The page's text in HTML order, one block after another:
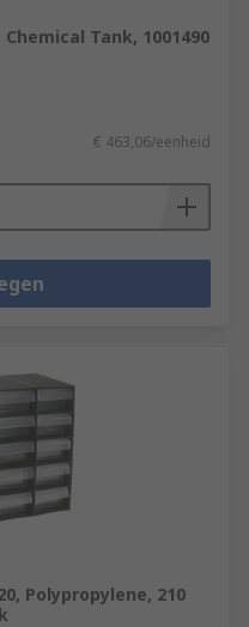
Tank, 1001490
€ 463,06/eenheid
Polypropylene, 210